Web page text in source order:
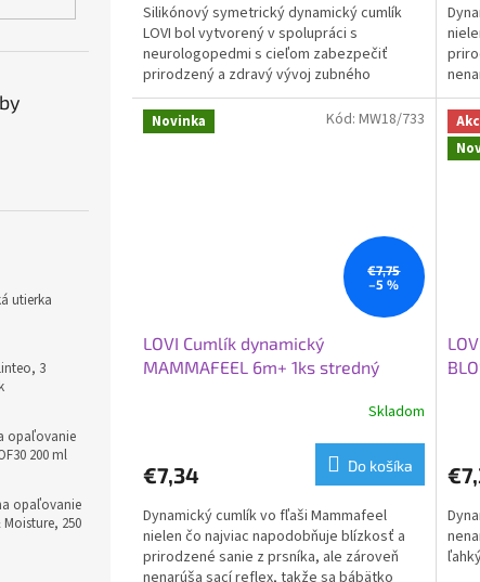
utierka
3
opaľovanie
200 ml
opaľovanie
250
Silikónový symetrický dynamický cumlík
LOVI bol vytvorený v spolupráci s
neurologopedmi s cieľom zabezpečiť
prirodzený a zdravý vývoj zubného
poschodia, zubov a ďasien dieťaťa....
Novinka
€7,75
–5 %
LOVI Cumlík dynamický
MAMMAFEEL 6m+ 1ks stredný
Skladom
€7,34 Do košíka
Dynamický cumlík vo fľaši Mammafeel
nielen čo najviac napodobňuje blízkosť a
prirodzené sanie z prsníka, ale zároveň
Kód: MW18/733